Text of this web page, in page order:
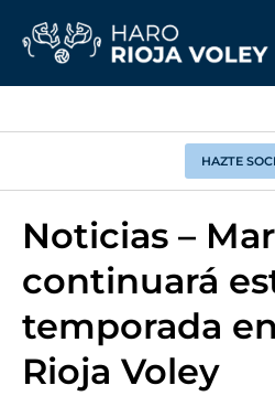
HAZTE
Noticias –
continuará
temporada
Rioja Voley